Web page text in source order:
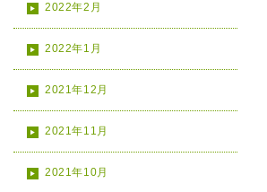
2022年2月
2022年1月
2021年12月
2021年11月
2021年10月